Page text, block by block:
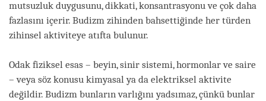
mutsuzluk duygusunu, dikkati, konsantrasyonu ve çok daha
fazlasını içerir. Budizm zihinden bahsettiğinde her türden
zihinsel aktiviteye atıfta bulunur.
Odak fiziksel esas – beyin, sinir sistemi, hormonlar ve saire
– veya söz konusu kimyasal ya da elektriksel aktivite
değildir. Budizm bunların varlığını yadsımaz, çünkü bunlar